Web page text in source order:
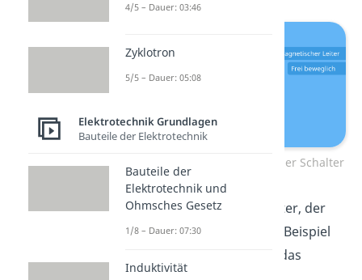
Leiterschaukelversuch – offener Schalter
Dafür hängst du einen Leiter, der
nicht magnetisch ist (zum Beispiel
Aluminium), beweglich in das
4/5 – Dauer: 03:46
Zyklotron
5/5 – Dauer: 05:08
Elektrotechnik Grundlagen
Bauteile der Elektrotechnik
Bauteile der
Elektrotechnik und
Ohmsches Gesetz
1/8 – Dauer: 07:30
Induktivität